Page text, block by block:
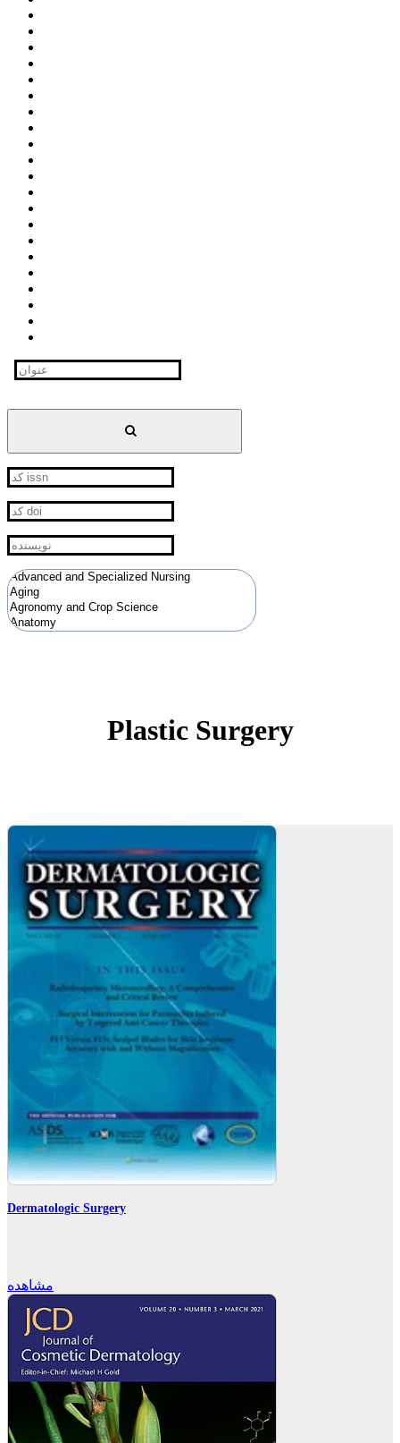
Plastic Surgery
Dermatologic Surgery
مشاهده